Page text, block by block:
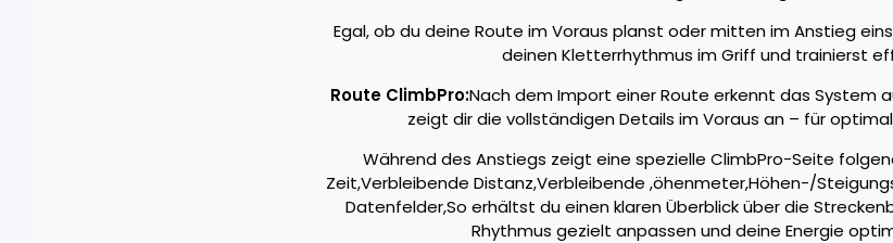
Egal, ob du deine Route im Voraus planst oder mitten im Anstieg
deinen Kletterrhythmus im Griff und trainierst
Route ClimbPro:Nach dem Import einer Route erkennt das System
zeigt dir die vollständigen Details im Voraus an – für
Während des Anstiegs zeigt eine spezielle ClimbPro-Seite
Zeit,Verbleibende Distanz,Verbleibende ,öhenmeter,Höhen-/
Datenfelder,So erhältst du einen klaren Überblick über die
Rhythmus gezielt anpassen und deine Energie